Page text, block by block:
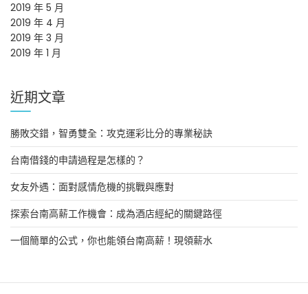
2019 年 5 月
2019 年 4 月
2019 年 3 月
2019 年 1 月
近期文章
勝敗交錯，智勇雙全：攻克運彩比分的專業秘訣
台南借錢的申請過程是怎樣的？
女友外遇：面對感情危機的挑戰與應對
探索台南高薪工作機會：成為酒店經紀的關鍵路徑
一個簡單的公式，你也能領台南高薪！現領薪水